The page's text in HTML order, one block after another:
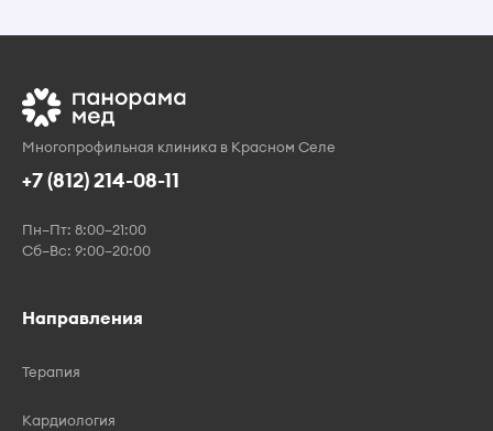
Многопрофильная клиника в Красном Селе
+7 (812) 214-08-11
Пн–Пт: 8:00–21:00
Сб–Вс: 9:00–20:00
Направления
Терапия
Кардиология